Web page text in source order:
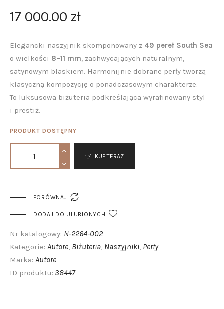
17 000.00 zł
Elegancki naszyjnik skomponowany z 49 pereł South Sea
o wielkości 8–11 mm, zachwycających naturalnym,
satynowym blaskiem. Harmonijnie dobrane perły tworzą
klasyczną kompozycję o ponadczasowym charakterze.
To luksusowa biżuteria podkreślająca wyrafinowany styl
i prestiż.
PRODUKT DOSTĘPNY
KUP TERAZ
PORÓWNAJ 
DODAJ DO ULUBIONYCH
Nr katalogowy: N-2264-002
Kategorie: Autore, Biżuteria, Naszyjniki, Perły
Marka: Autore
ID produktu: 38447